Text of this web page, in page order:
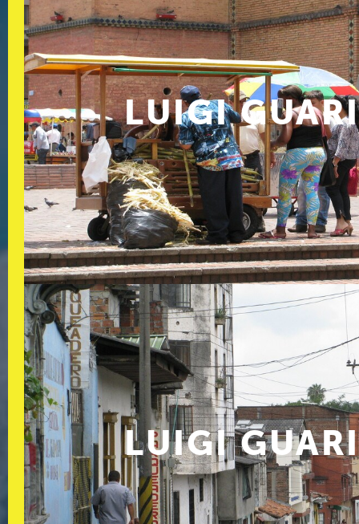
LUIGI
LUIGI